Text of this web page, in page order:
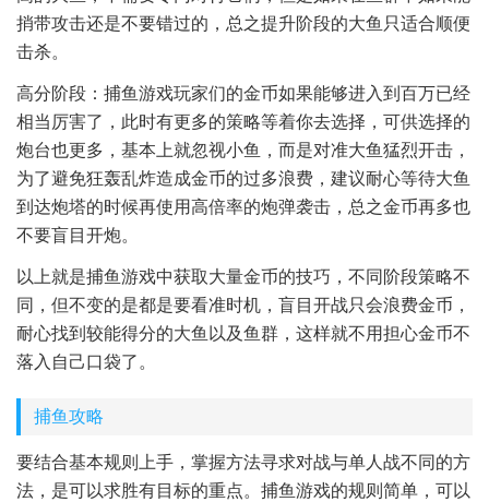
捎带攻击还是不要错过的，总之提升阶段的大鱼只适合顺便
击杀。
高分阶段：捕鱼游戏玩家们的金币如果能够进入到百万已经
相当厉害了，此时有更多的策略等着你去选择，可供选择的
炮台也更多，基本上就忽视小鱼，而是对准大鱼猛烈开击，
为了避免狂轰乱炸造成金币的过多浪费，建议耐心等待大鱼
到达炮塔的时候再使用高倍率的炮弹袭击，总之金币再多也
不要盲目开炮。
以上就是捕鱼游戏中获取大量金币的技巧，不同阶段策略不
同，但不变的是都是要看准时机，盲目开战只会浪费金币，
耐心找到较能得分的大鱼以及鱼群，这样就不用担心金币不
落入自己口袋了。
捕鱼攻略
要结合基本规则上手，掌握方法寻求对战与单人战不同的方
法，是可以求胜有目标的重点。捕鱼游戏的规则简单，可以